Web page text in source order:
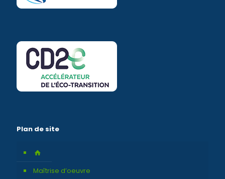
Plan de site
Maîtrise d’oeuvre